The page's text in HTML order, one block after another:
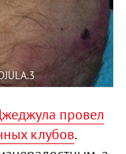
провел
клубов.